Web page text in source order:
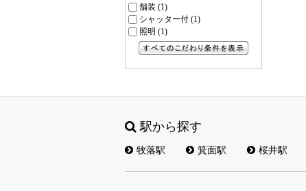
舗装 (1)
シャッター付 (1)
照明 (1)
駅から探す
牧落駅 箕面駅 桜井駅